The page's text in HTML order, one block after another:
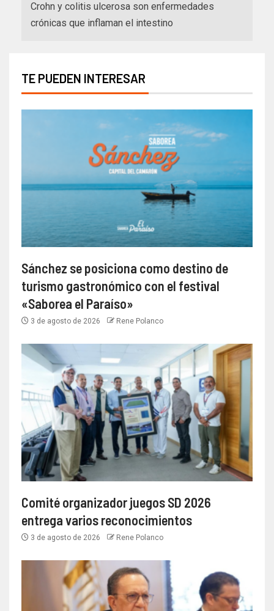
Crohn y colitis ulcerosa son enfermedades
crónicas que inflaman el intestino
TE PUEDEN INTERESAR
Sánchez se posiciona como destino de
turismo gastronómico con el festival
«Saborea el Paraíso»
3 de agosto de 2026 Rene Polanco
Comité organizador juegos SD 2026
entrega varios reconocimientos
3 de agosto de 2026 Rene Polanco